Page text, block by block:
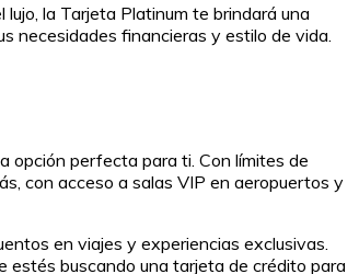
la Tarjeta Platinum te brindará una
necesidades financieras y estilo de vida.
opción perfecta para ti. Con límites de
con acceso a salas VIP en aeropuertos y
en viajes y experiencias exclusivas.
estés buscando una tarjeta de crédito para